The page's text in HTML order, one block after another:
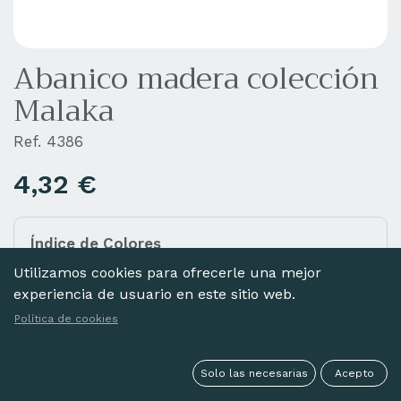
Abanico madera colección
Malaka
Índice de Colores
Añada diferentes colores a la cesta haciendo clic
en las imágenes de abajo.
Ref. 4386
4,32 €
Utilizamos cookies para ofrecerle una mejor
experiencia de usuario en este sitio web.
Política de cookies
Solo las necesarias Acepto